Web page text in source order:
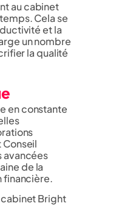
au cabinet
Cela se
et la
un nombre
la qualité
en constante
avancées
de la
financière.
cabinet Bright